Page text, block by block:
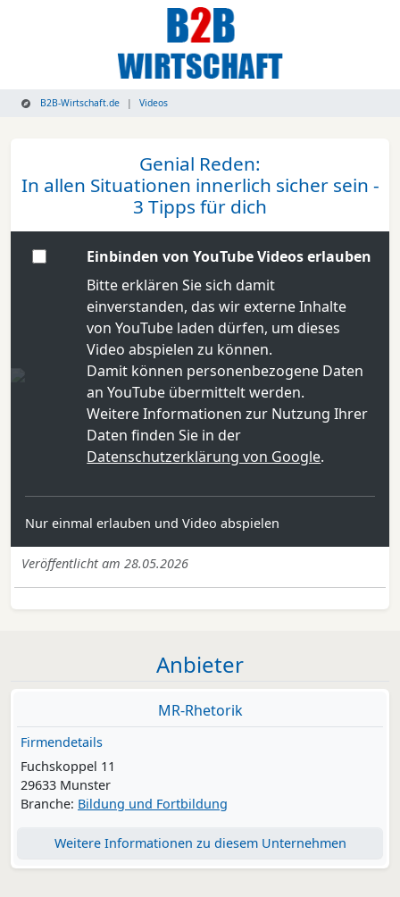
B2B-Wirtschaft.de Videos
Genial Reden:
In allen Situationen innerlich sicher sein -
3 Tipps für dich
Einbinden von YouTube Videos erlauben
Bitte erklären Sie sich damit
einverstanden, das wir externe Inhalte
von YouTube laden dürfen, um dieses
Video abspielen zu können.
Damit können personenbezogene Daten
an YouTube übermittelt werden.
Weitere Informationen zur Nutzung Ihrer
Daten finden Sie in der
Datenschutzerklärung von Google.
Nur einmal erlauben und Video abspielen
Veröffentlicht am 28.05.2026
Anbieter
MR-Rhetorik
Firmendetails
Fuchskoppel 11
29633 Munster
Branche: Bildung und Fortbildung
Weitere Informationen zu diesem Unternehmen